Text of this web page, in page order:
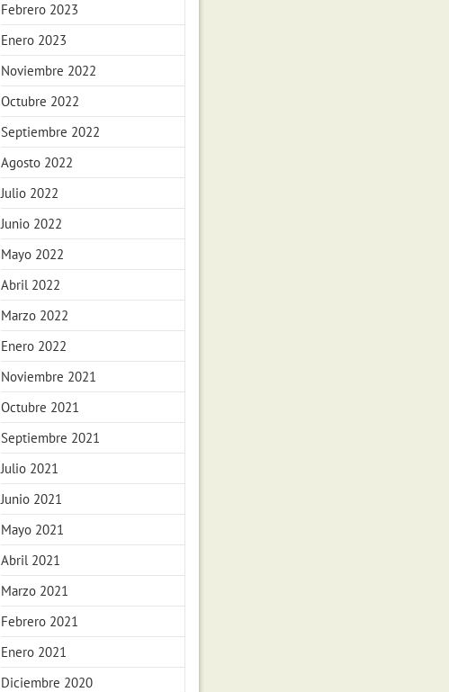
Febrero 2023
Enero 2023
Noviembre 2022
Octubre 2022
Septiembre 2022
Agosto 2022
Julio 2022
Junio 2022
Mayo 2022
Abril 2022
Marzo 2022
Enero 2022
Noviembre 2021
Octubre 2021
Septiembre 2021
Julio 2021
Junio 2021
Mayo 2021
Abril 2021
Marzo 2021
Febrero 2021
Enero 2021
Diciembre 2020